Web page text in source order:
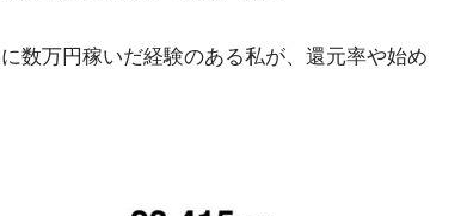
数万円稼いだ経験のある私が、還元率や始め